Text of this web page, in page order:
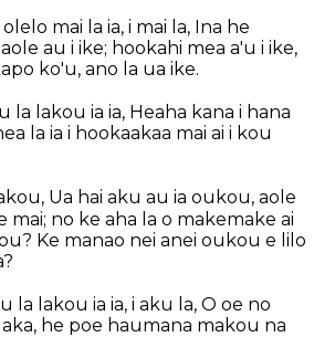
mai la ia, i mai la, Ina he
au i ike; hookahi mea a'u i ike,
ko'u, ano la ua ike.
la lakou ia ia, Heaha kana i hana
la ia i hookaakaa mai ai i kou
Ua hai aku au ia oukou, aole
no ke aha la o makemake ai
Ke manao nei anei oukou e lilo
la lakou ia ia, i aku la, O oe no
he poe haumana makou na